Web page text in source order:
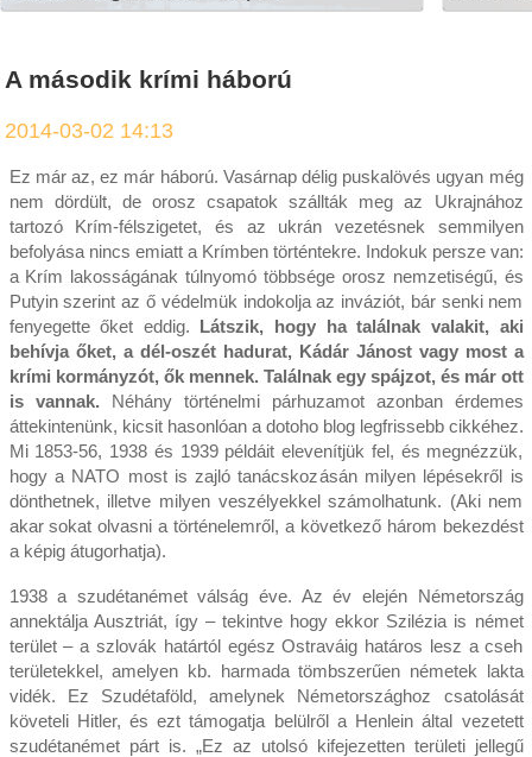
A második krími háború
2014-03-02 14:13
Ez már az, ez már háború. Vasárnap délig puskalövés ugyan még
nem dördült, de orosz csapatok szállták meg az Ukrajnához
tartozó Krím-félszigetet, és az ukrán vezetésnek semmilyen
befolyása nincs emiatt a Krímben történtekre. Indokuk persze van:
a Krím lakosságának túlnyomó többsége orosz nemzetiségű, és
Putyin szerint az ő védelmük indokolja az inváziót, bár senki nem
fenyegette őket eddig. Látszik, hogy ha találnak valakit, aki
behívja őket, a dél-oszét hadurat, Kádár Jánost vagy most a
krími kormányzót, ők mennek. Találnak egy spájzot, és már ott
is vannak. Néhány történelmi párhuzamot azonban érdemes
áttekintenünk, kicsit hasonlóan a dotoho blog legfrissebb cikkéhez.
Mi 1853-56, 1938 és 1939 példáit elevenítjük fel, és megnézzük,
hogy a NATO most is zajló tanácskozásán milyen lépésekről is
dönthetnek, illetve milyen veszélyekkel számolhatunk. (Aki nem
akar sokat olvasni a történelemről, a következő három bekezdést
a képig átugorhatja).
1938 a szudétanémet válság éve. Az év elején Németország
annektálja Ausztriát, így – tekintve hogy ekkor Szilézia is német
terület – a szlovák határtól egész Ostraváig határos lesz a cseh
területekkel, amelyen kb. harmada tömbszerűen németek lakta
vidék. Ez Szudétaföld, amelynek Németországhoz csatolását
követeli Hitler, és ezt támogatja belülről a Henlein által vezetett
szudétanémet párt is. „Ez az utolsó kifejezetten területi jellegű